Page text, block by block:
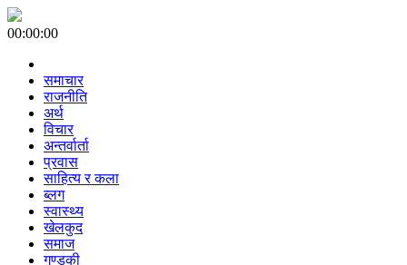
00:00:00
समाचार
राजनीति
अर्थ
विचार
अन्तर्वार्ता
प्रवास
साहित्य र कला
ब्लग
स्वास्थ्य
खेलकुद
समाज
गण्डकी